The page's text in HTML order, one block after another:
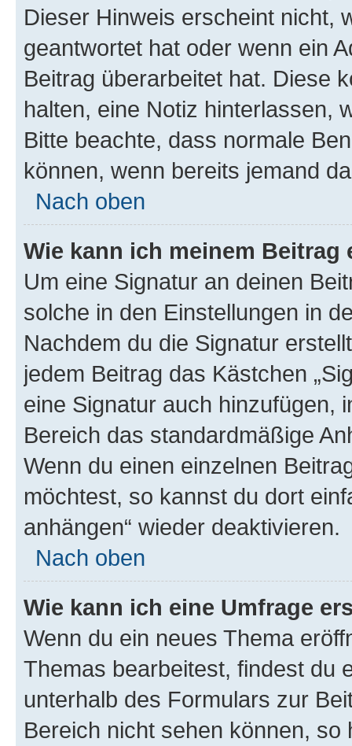
Dieser Hinweis erscheint nicht,
geantwortet hat oder wenn ein
Beitrag überarbeitet hat. Diese
halten, eine Notiz hinterlassen,
Bitte beachte, dass normale
können, wenn bereits jemand
Nach oben
Wie kann ich meinem
Um eine Signatur an deinen
solche in den Einstellungen in
Nachdem du die Signatur
jedem Beitrag das Kästchen
eine Signatur auch hinzufügen,
Bereich das standardmäßige
Wenn du einen einzelnen
möchtest, so kannst du dort
anhängen“ wieder deaktivieren.
Nach oben
Wie kann ich eine Umfrage
Wenn du ein neues Thema
Themas bearbeitest, findest du
unterhalb des Formulars zur
Bereich nicht sehen können,